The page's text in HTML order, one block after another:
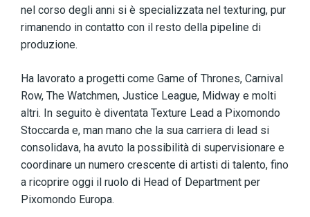
nel corso degli anni si è specializzata nel texturing, pur
rimanendo in contatto con il resto della pipeline di
produzione.
Ha lavorato a progetti come Game of Thrones, Carnival
Row, The Watchmen, Justice League, Midway e molti
altri. In seguito è diventata Texture Lead a Pixomondo
Stoccarda e, man mano che la sua carriera di lead si
consolidava, ha avuto la possibilità di supervisionare e
coordinare un numero crescente di artisti di talento, fino
a ricoprire oggi il ruolo di Head of Department per
Pixomondo Europa.